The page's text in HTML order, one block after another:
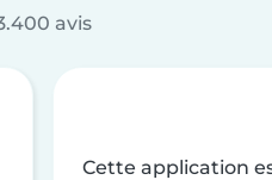
avis
Cette application